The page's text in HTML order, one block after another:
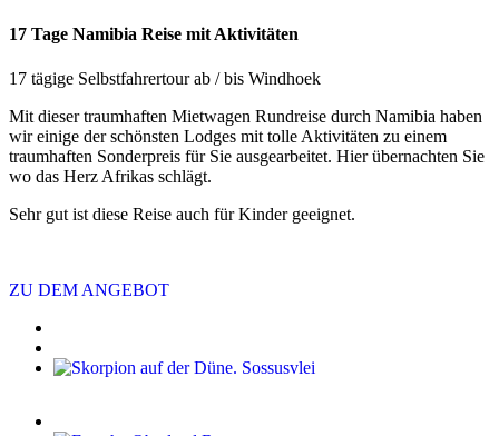
17 Tage Namibia Reise mit Aktivitäten
17 tägige Selbstfahrertour ab / bis Windhoek
Mit dieser traumhaften Mietwagen Rundreise durch Namibia haben
wir einige der schönsten Lodges mit tolle Aktivitäten zu einem
traumhaften Sonderpreis für Sie ausgearbeitet. Hier übernachten Sie
wo das Herz Afrikas schlägt.
Sehr gut ist diese Reise auch für Kinder geeignet.
ZU DEM ANGEBOT